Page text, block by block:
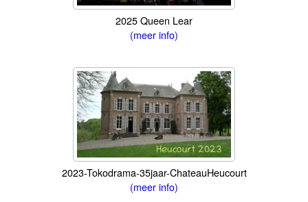
2025 Queen Lear
(meer info)
2023-Tokodrama-35jaar-ChateauHeucourt
(meer info)